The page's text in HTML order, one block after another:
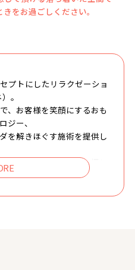
をお過ごしください。
プトにしたリラクゼーショ
。
、お客様を笑顔にするおも
ジー、
を解きほぐす施術を提供し
具や器具を使わず、一押し
施術いたします♪